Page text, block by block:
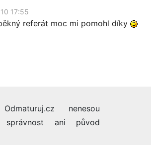
17:55
referát moc mi pomohl díky
nenesou
správnost ani původ